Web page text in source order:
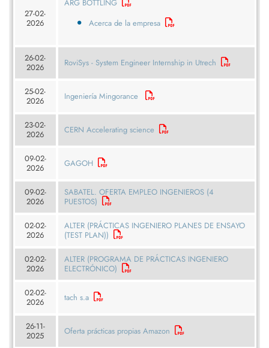
27-02-
2026
ARG BOTTLING
Acerca de la empresa
26-02-
2026
RoviSys - System Engineer Internship in Utrech
25-02-
2026
Ingeniería Mingorance
23-02-
2026
CERN Accelerating science
09-02-
2026
GAGOH
09-02-
2026
SABATEL. OFERTA EMPLEO INGENIEROS (4
PUESTOS)
02-02-
2026
ALTER (PRÁCTICAS INGENIERO PLANES DE ENSAYO
(TEST PLAN))
02-02-
2026
ALTER (PROGRAMA DE PRÁCTICAS INGENIERO
ELECTRÓNICO)
02-02-
2026
tach s.a
26-11-
2025
Oferta prácticas propias Amazon